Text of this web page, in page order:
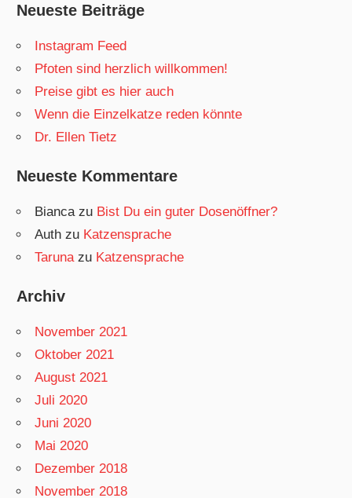
Neueste Beiträge
Instagram Feed
Pfoten sind herzlich willkommen!
Preise gibt es hier auch
Wenn die Einzelkatze reden könnte
Dr. Ellen Tietz
Neueste Kommentare
Biancazu Bist Du ein guter Dosenöffner?
Auth zu Katzensprache
Tarunazu Katzensprache
Archiv
November 2021
Oktober 2021
August 2021
Juli 2020
Juni 2020
Mai 2020
Dezember 2018
November 2018